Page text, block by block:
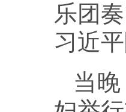
乐团
习近
当